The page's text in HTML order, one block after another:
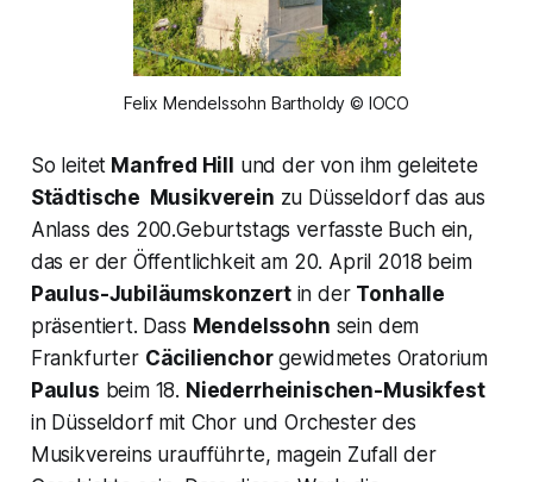
Felix Mendelssohn Bartholdy © IOCO
So leitet Manfred Hill und der von ihm geleitete
Städtische Musikverein zu Düsseldorf das aus
Anlass des 200.Geburtstags verfasste Buch ein,
das er der Öffentlichkeit am 20. April 2018 beim
Paulus-Jubiläumskonzertin der Tonhalle
präsentiert. Dass Mendelssohn sein dem
Frankfurter Cäcilienchorgewidmetes Oratorium
Paulus beim 18. Niederrheinischen-Musikfest
in Düsseldorf mit Chor und Orchester des
Musikvereins uraufführte, magein Zufall der